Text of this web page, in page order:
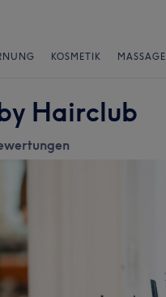
KOSMETIK MASSAGE
Hairclub